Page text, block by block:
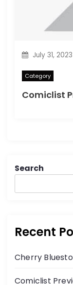
July 31, 2023
Category
Search
Recent
Cherry
Comiclist